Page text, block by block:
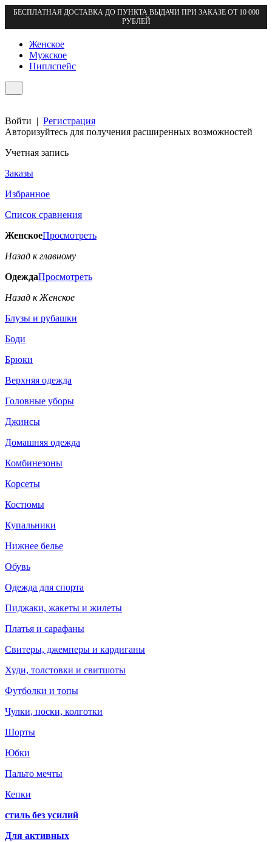
БЕСПЛАТНАЯ ДОСТАВКА ДО ПУНКТА ВЫДАЧИ ПРИ ЗАКАЗЕ ОТ 10 000
РУБЛЕЙ
Женское
Мужское
Пиплспейс
Войти | Регистрация
Авторизуйтесь для получения расширенных возможностей
Учетная запись
Заказы
Избранное
Список сравнения
ЖенскоеПросмотреть
Назад к главному
ОдеждаПросмотреть
Назад к Женское
Блузы и рубашки
Боди
Брюки
Верхняя одежда
Головные уборы
Джинсы
Домашняя одежда
Комбинезоны
Корсеты
Костюмы
Купальники
Нижнее белье
Обувь
Одежда для спорта
Пиджаки, жакеты и жилеты
Платья и сарафаны
Свитеры, джемперы и кардиганы
Худи, толстовки и свитшоты
Футболки и топы
Чулки, носки, колготки
Шорты
Юбки
Пальто мечты
Кепки
стиль без усилий
Для активных